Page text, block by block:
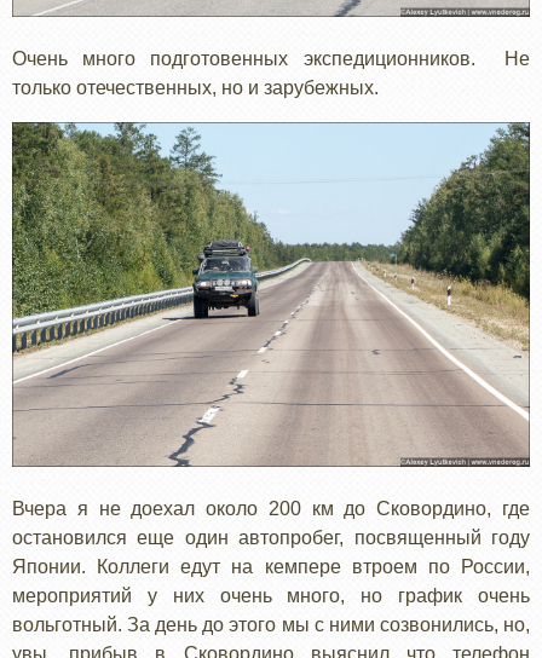
Очень много подготовенных экспедиционников. Не
только отечественных, но и зарубежных.
Вчера я не доехал около 200 км до Сковордино, где
остановился еще один автопробег, посвященный году
Японии. Коллеги едут на кемпере втроем по России,
мероприятий у них очень много, но график очень
вольготный. За день до этого мы с ними созвонились, но,